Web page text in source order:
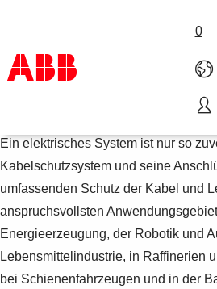
0
Produkte und Leistungen
Branchenlösungen
Service
Über uns
Vertriebspartner finden
Kontakt
Karriere
Ein elektrisches System ist nur so
Kabelschutzsystem und seine
umfassenden Schutz der Kabel und
anspruchsvollsten
Energieerzeugung, der Robotik und
Lebensmittelindustrie, in Raffinerien
bei Schienenfahrzeugen und in der